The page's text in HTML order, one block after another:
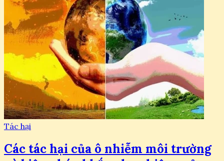
Tác hại
Các tác hại của ô nhiễm môi trường